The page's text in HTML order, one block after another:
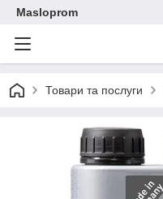
Masloprom
Товари та послуги